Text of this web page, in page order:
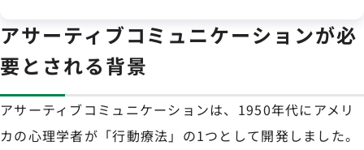
アサーティブコミュニケーションが必
要とされる背景
アサーティブコミュニケーションは、1950年代にアメリ
カの心理学者が「行動療法」の1つとして開発しました。